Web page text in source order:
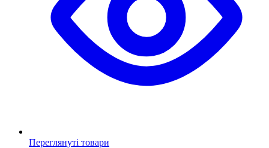
Переглянуті товари